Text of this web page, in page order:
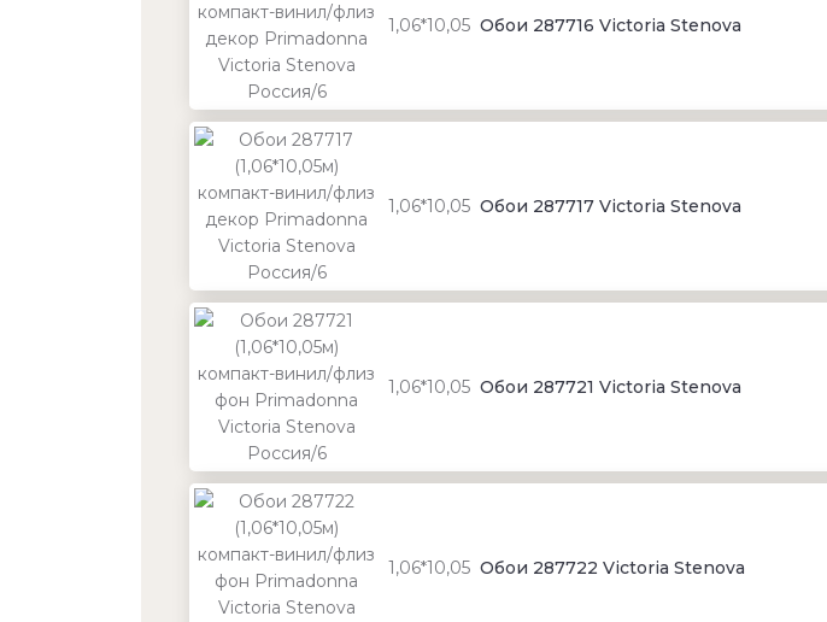
1,06*10,05 Обои 287716 Victoria Stenova
1,06*10,05 Обои 287717 Victoria Stenova
1,06*10,05 Обои 287721 Victoria Stenova
1,06*10,05 Обои 287722 Victoria Stenova